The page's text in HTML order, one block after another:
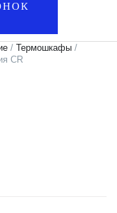
/ Термошкафы /
CR